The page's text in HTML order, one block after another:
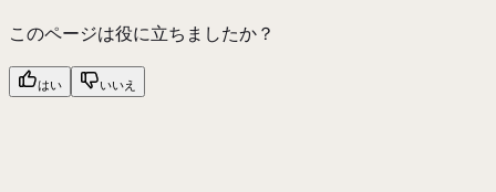
このページは役に立ちましたか？
はい いいえ